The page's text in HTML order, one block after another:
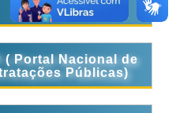
Ouvidoria
( Portal Nacional de
Públicas)